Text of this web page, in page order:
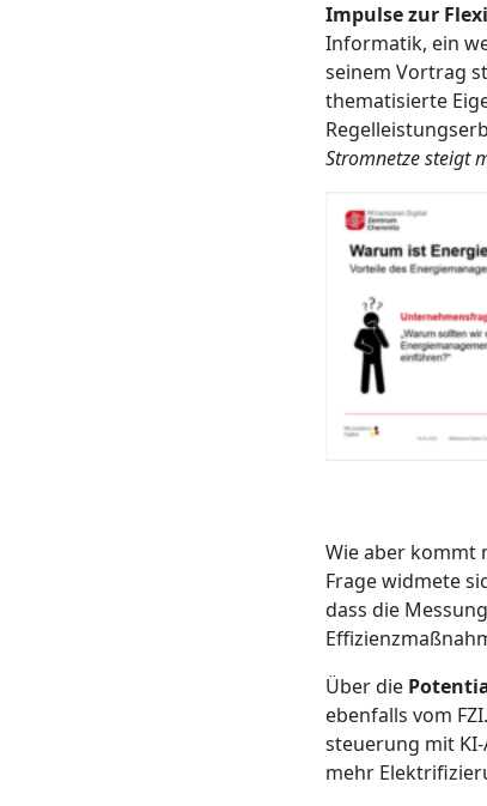
Impulse zur
Informatik, ein
seinem Vortrag
thematisierte
Stromnetze steigt
Wie aber kommt
Frage widmete
dass die
Über die
ebenfalls vom
steuerung mit
mehr